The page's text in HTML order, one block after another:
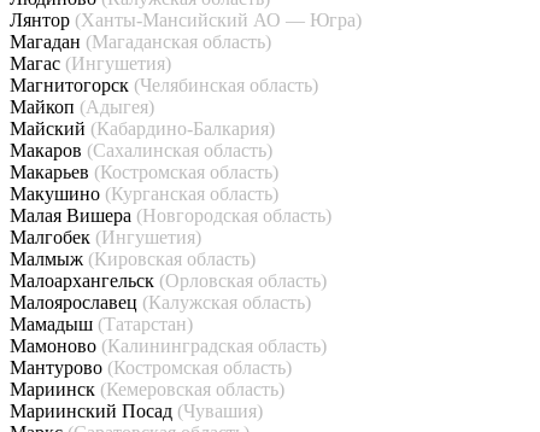
Лянтор (Ханты-Мансийский АО — Югра)
Магадан (Магаданская область)
Магас (Ингушетия)
Магнитогорск (Челябинская область)
Майкоп (Адыгея)
Майский (Кабардино-Балкария)
Макаров (Сахалинская область)
Макарьев (Костромская область)
Макушино (Курганская область)
Малая Вишера (Новгородская область)
Малгобек (Ингушетия)
Малмыж (Кировская область)
Малоархангельск (Орловская область)
Малоярославец (Калужская область)
Мамадыш (Татарстан)
Мамоново (Калининградская область)
Мантурово (Костромская область)
Мариинск (Кемеровская область)
Мариинский Посад (Чувашия)